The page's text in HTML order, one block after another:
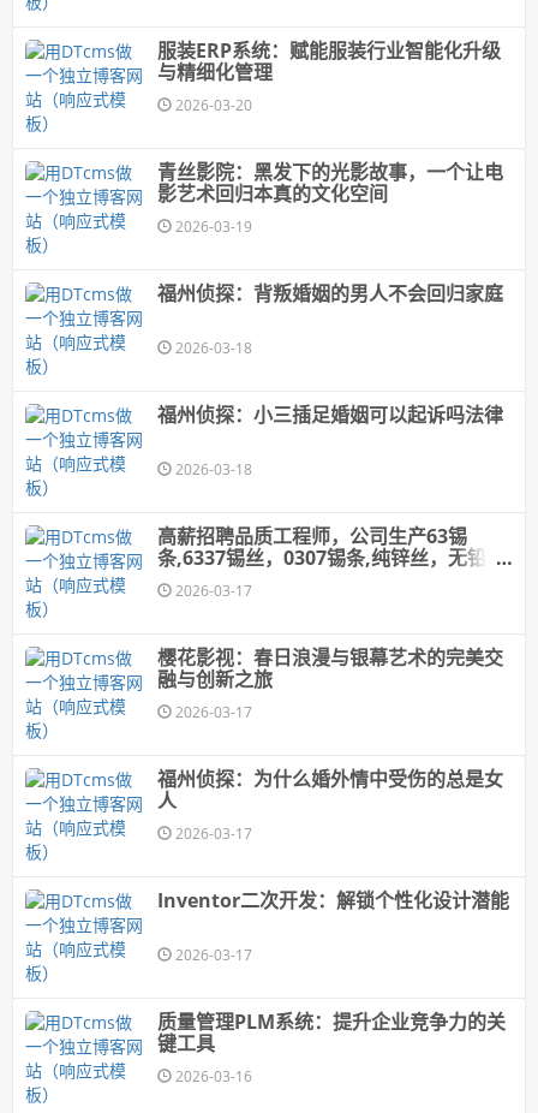
服装ERP系统：赋能服装行业智能化升级
与精细化管理
2026-03-20
青丝影院：黑发下的光影故事，一个让电
影艺术回归本真的文化空间
2026-03-19
福州侦探：背叛婚姻的男人不会回归家庭
2026-03-18
福州侦探：小三插足婚姻可以起诉吗法律
2026-03-18
高薪招聘品质工程师，公司生产63锡
条,6337锡丝，​0307锡条,纯锌丝，无铅焊
锡条，锌丝，铜铝药芯焊丝，焊锡丝，喷
金丝，
2026-03-17
樱花影视：春日浪漫与银幕艺术的完美交
融与创新之旅
2026-03-17
福州侦探：为什么婚外情中受伤的总是女
人
2026-03-17
Inventor二次开发：解锁个性化设计潜能
2026-03-17
质量管理PLM系统：提升企业竞争力的关
键工具
2026-03-16